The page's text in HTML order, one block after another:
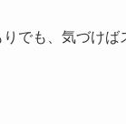
でも、気づけば